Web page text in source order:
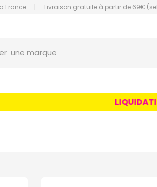
France | Livraison gratuite à partir de 69€